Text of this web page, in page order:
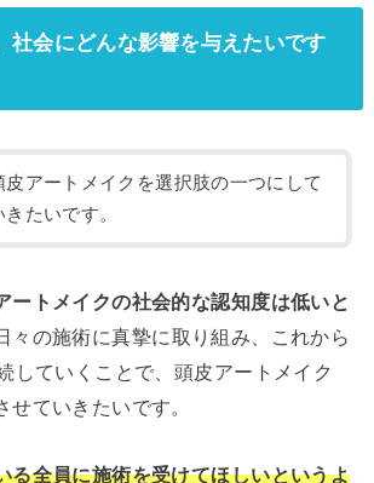
社会にどんな影響を与えたいです
皮アートメイクを選択肢の一つにして
きたいです。
ートメイクの社会的な認知度は低いと
々の施術に真摯に取り組み、これから
していくことで、頭皮アートメイク
せていきたいです。
る全員に施術を受けてほしいというよ